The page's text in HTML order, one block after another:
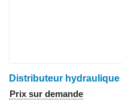
Distributeur
Prix sur demande